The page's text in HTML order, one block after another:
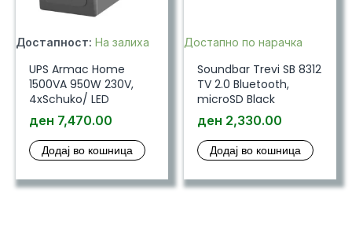
Достапност: На залиха
UPS Armac Home
1500VA 950W 230V,
4xSchuko/ LED
ден 7,470.00
Додај во кошница
Достапно по нарачка
Soundbar Trevi SB 8312
TV 2.0 Bluetooth,
microSD Black
ден 2,330.00
Додај во кошница